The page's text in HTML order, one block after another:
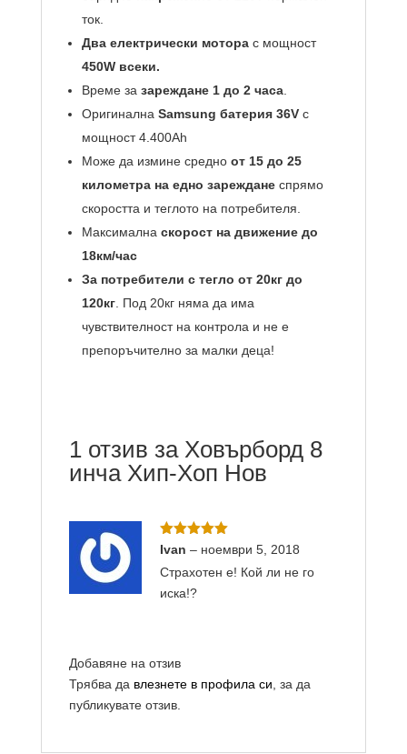
ток.
Два електрически моторас мощност
450W всеки.
Време за зареждане 1 до 2 часа.
Оригинална Samsung батерия 36Vс
мощност 4.400Аh
Може да измине средно от 15 до 25
километра на едно зарежданеспрямо
скоростта и теглото на потребителя.
Максимална скорост на движение до
18км/час
За потребители с тегло от 20кг до
120кг. Под 20кг няма да има
чувствителност на контрола и не е
препоръчително за малки деца!
1 отзив за Ховърборд 8
инча Хип-Хоп Нов
Оценено с
Ivan – ноември 5, 2018
Страхотен е! Кой ли не го
иска!?
Добавяне на отзив
Трябва да влезнете в профила си , за да
публикувате отзив.